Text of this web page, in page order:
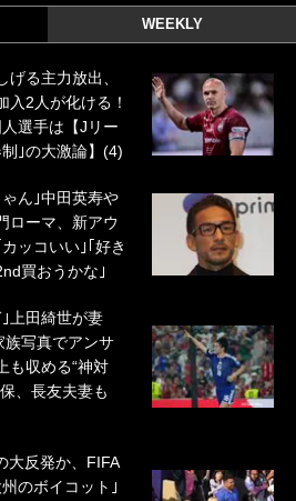
WEEKLY
る主力放出、
入2人が化ける！
選手は【Jリー
｣の大激論】(4)
ゃん｣中田英寿や
ローマ、新アウ
ッコいい｣｢好き
買おうかな｣
｣上田綺世が妻
族写真でアンサ
も収める“神対
、長友夫妻も
大反発か、FIFA
のボイコット｣